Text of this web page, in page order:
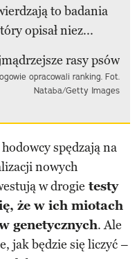
to badania
opisał niez...
opracowali ranking. Fot.
Nataba/Getty Images
spędzają na
nowych
w drogie testy
że w ich miotach
genetycznych. Ale
jak będzie się liczyć –